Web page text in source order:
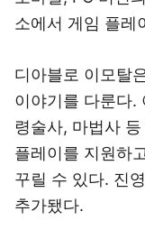
소에서 게임 플레
디아블로 이모탈
이야기를 다룬다.
령술사, 마법사
플레이를 지원하
꾸릴 수 있다. 진
추가됐다.